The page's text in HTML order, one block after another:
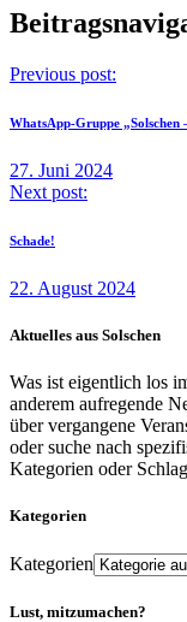
Previous post:
WhatsApp-Gruppe „Solschen
27. Juni 2024
Next post:
Schade!
22. August 2024
Aktuelles aus Solschen
Was ist eigentlich los
anderem aufregende
über vergangene
oder suche nach
Kategorien oder
Kategorien
Kategorien
Lust, mitzumachen?